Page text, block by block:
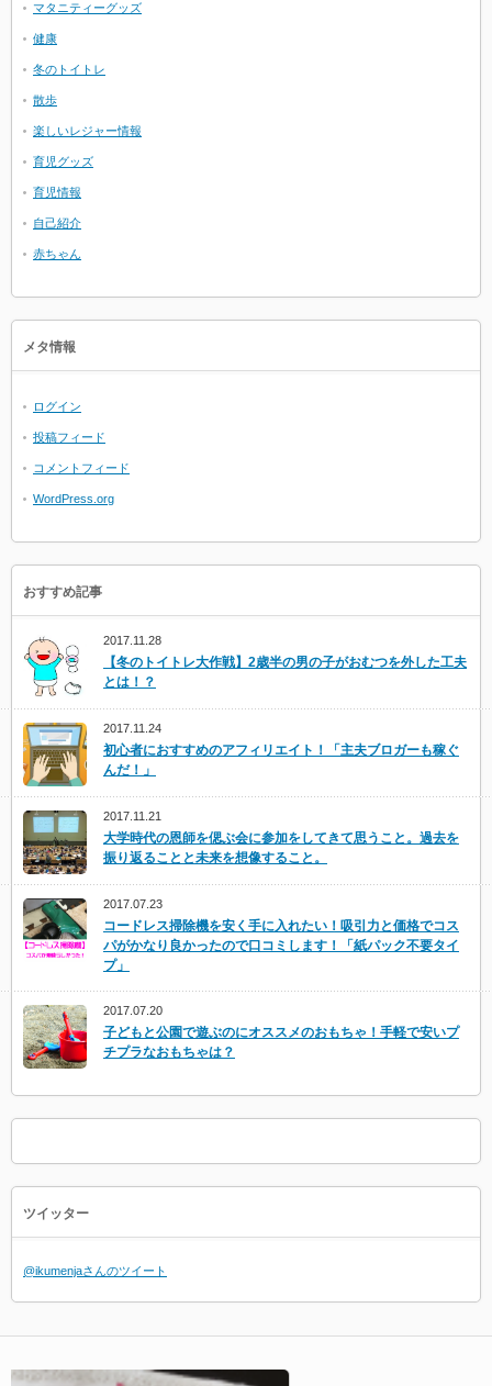
マタニティーグッズ
健康
冬のトイトレ
散歩
楽しいレジャー情報
育児グッズ
育児情報
自己紹介
赤ちゃん
メタ情報
ログイン
投稿フィード
コメントフィード
WordPress.org
おすすめ記事
2017.11.28
【冬のトイトレ大作戦】2歳半の男の子がおむつを外した工夫
とは！？
2017.11.24
初心者におすすめのアフィリエイト！「主夫ブロガーも稼ぐ
んだ！」
2017.11.21
大学時代の恩師を偲ぶ会に参加をしてきて思うこと。過去を
振り返ることと未来を想像すること。
2017.07.23
コードレス掃除機を安く手に入れたい！吸引力と価格でコス
パがかなり良かったので口コミします！「紙パック不要タイ
プ」
2017.07.20
子どもと公園で遊ぶのにオススメのおもちゃ！手軽で安いプ
チプラなおもちゃは？
ツイッター
@ikumenjaさんのツイート